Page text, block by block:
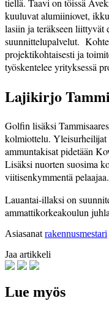
tiellä. Taavi on töissä
kuuluvat alumiiniovet,
lasiin ja teräkseen liittyvät
suunnittelupalvelut.
projektikohtaisesti ja
työskentelee yrityksessä
Lajikirjo
Golfin lisäksi
kolmiottelu. Yleisurheilijat
ammuntakisat pidetään
Lisäksi nuorten suosima
viitisenkymmentä pelaajaa.
Lauantai-illaksi on
ammattikorkeakoulun
Asiasanat rakennusmestari
Jaa artikkeli
Lue myös